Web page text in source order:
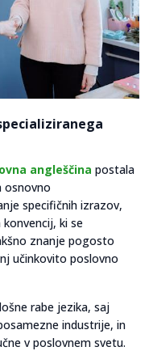
angleščina postala
osnovno
specifičnih izrazov,
ki se
znanje pogosto
učinkovito poslovno
rabe jezika, saj
industrije, in
v poslovnem svetu.